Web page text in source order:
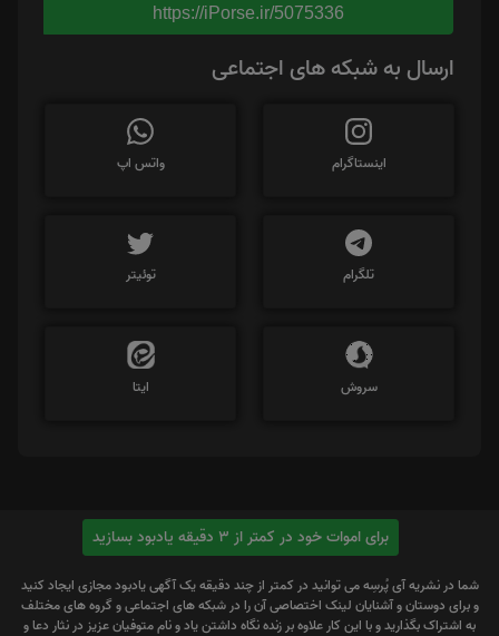
https://iPorse.ir/5075336
ارسال به شبکه های اجتماعی
اینستاگرام واتس اپ
تلگرام توئیتر
سروش ایتا
برای اموات خود در کمتر از 3 دقیقه یادبود بسازید
شما در نشریه آی پُرسِه می توانید در کمتر از چند دقیقه یک آگهی یادبود مجازی ایجاد کنید
و برای دوستان و آشنایان لینک اختصاصی آن را در شبکه های اجتماعی و گروه های مختلف
به اشتراک بگذارید و با این کار علاوه بر زنده نگاه داشتن یاد و نام متوفیان عزیز در نثار دعا و